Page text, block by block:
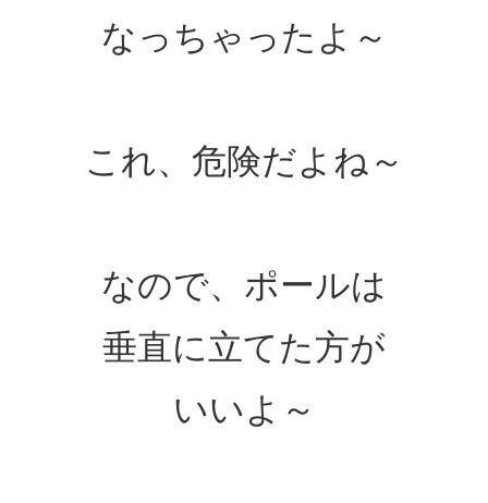
なっちゃったよ～
これ、危険だよね～
なので、ポールは
垂直に立てた方が
いいよ～